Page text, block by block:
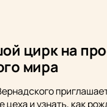
цирк на
мира
и узнать, как